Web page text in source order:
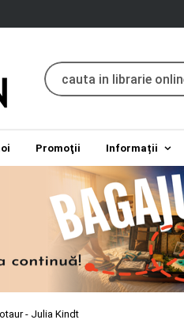
Promoţii Informații
- Julia Kindt